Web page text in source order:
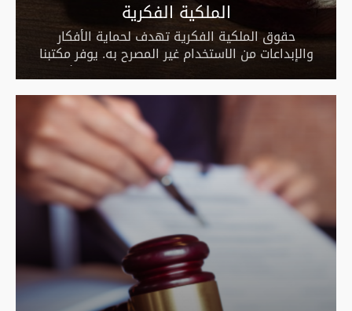
الملكية الفكرية
حقوق الملكية الفكرية تهدف لحماية الأفكار
والإبداعات من الاستخدام غير المصرح به. يوفر مكتبنا
خدمات تسجيل براءات الاختراع وحقوق النشر